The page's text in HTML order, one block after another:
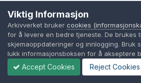
Viktig Informasjon
Arkivverket bruker cookies
for å levere en bedre tjeneste. De brukes
skjemaoppdateringer og innlogging. Bruk
lukk informasjonsboksen for å akseptere
Accept Cookies Reject Cookies